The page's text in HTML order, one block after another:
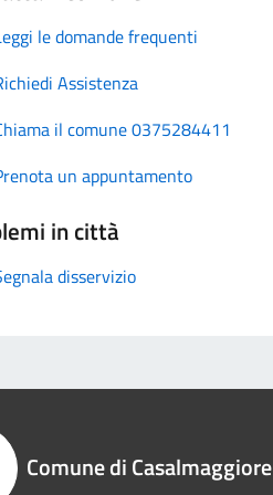
le domande frequenti
Assistenza
il comune 0375284411
un appuntamento
in città
disservizio
Comune di Casalmaggiore